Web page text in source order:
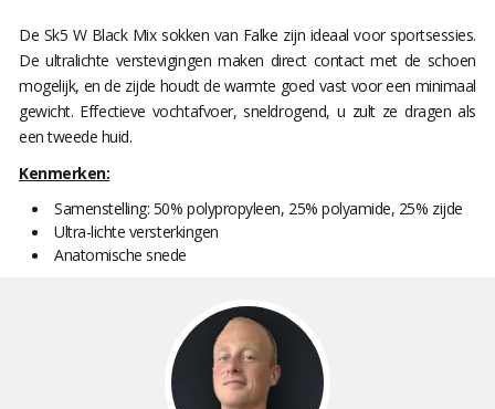
De Sk5 W Black Mix sokken van Falke zijn ideaal voor sportsessies.
De ultralichte verstevigingen maken direct contact met de schoen
mogelijk, en de zijde houdt de warmte goed vast voor een minimaal
gewicht. Effectieve vochtafvoer, sneldrogend, u zult ze dragen als
een tweede huid.
Kenmerken:
Samenstelling: 50% polypropyleen, 25% polyamide, 25% zijde
Ultra-lichte versterkingen
Anatomische snede